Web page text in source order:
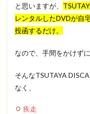
と思いますが、
レンタルしたDVDが自
投函するだけ。
なので、手間をかけず
そんなTSUTAYA
なく、
疾走